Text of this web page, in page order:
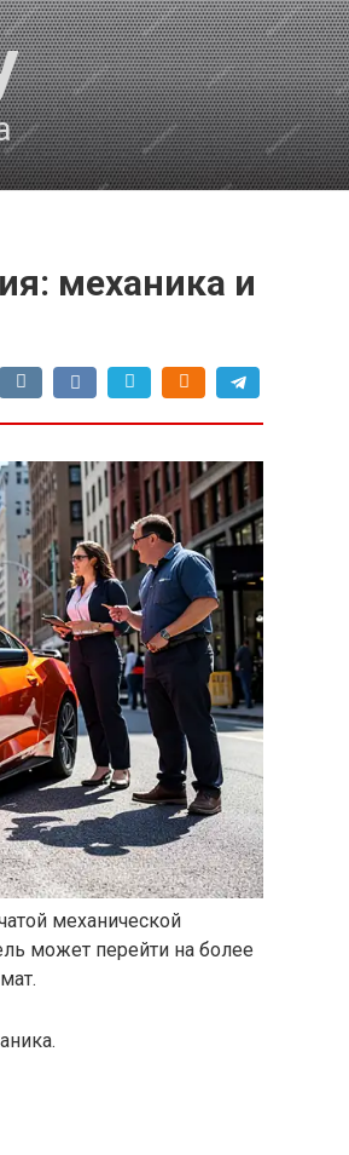
механика и
механической
может перейти на более